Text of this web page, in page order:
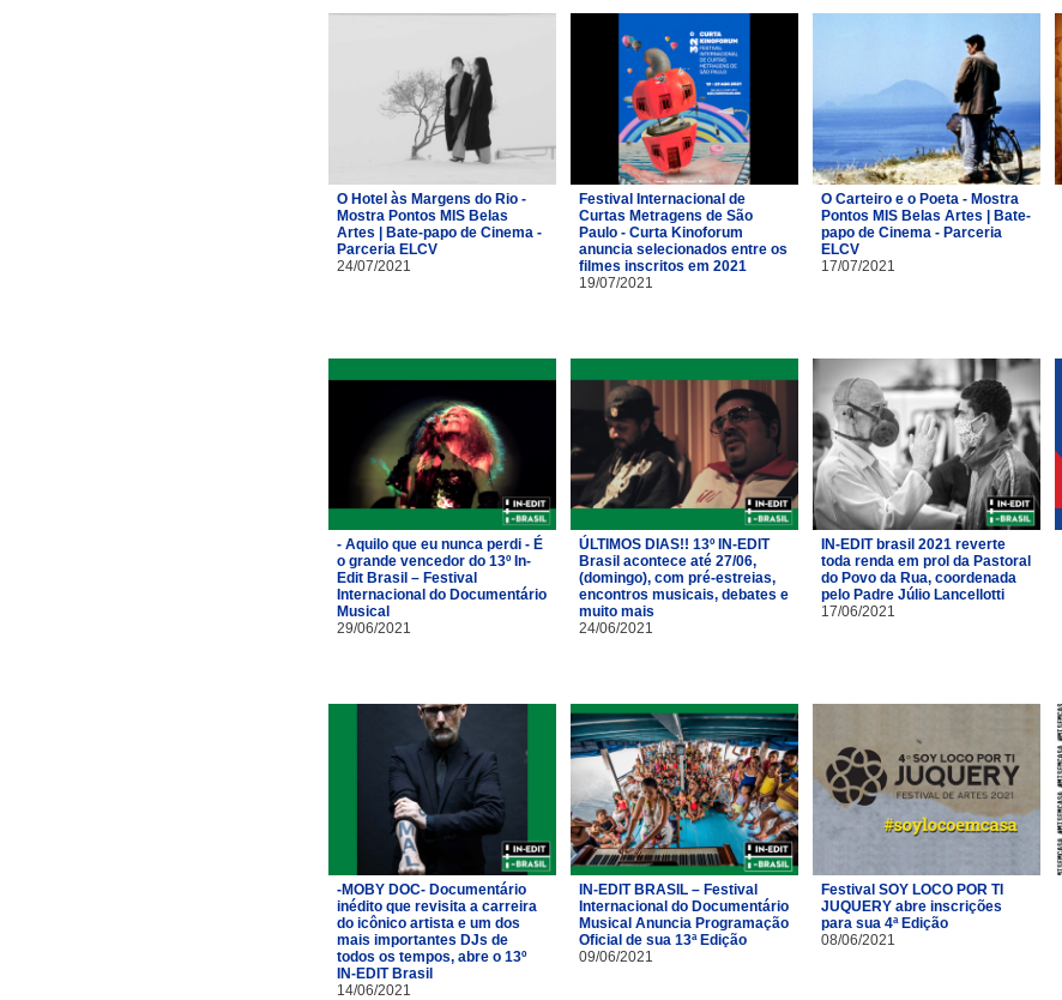
O Hotel às Margens do Rio -
Mostra Pontos MIS Belas
Artes | Bate-papo de Cinema -
Parceria ELCV
24/07/2021
Festival Internacional de
Curtas Metragens de São
Paulo - Curta Kinoforum
anuncia selecionados entre os
filmes inscritos em 2021
19/07/2021
O Carteiro e o Poeta - Mostra
Pontos MIS Belas Artes | Bate-
papo de Cinema - Parceria
ELCV
17/07/2021
- Aquilo que eu nunca perdi - É
o grande vencedor do 13º In-
Edit Brasil – Festival
Internacional do Documentário
Musical
29/06/2021
ÚLTIMOS DIAS!! 13º IN-EDIT
Brasil acontece até 27/06,
(domingo), com pré-estreias,
encontros musicais, debates e
muito mais
24/06/2021
IN-EDIT brasil 2021 reverte
toda renda em prol da Pastoral
do Povo da Rua, coordenada
pelo Padre Júlio Lancellotti
17/06/2021
-MOBY DOC- Documentário
inédito que revisita a carreira
do icônico artista e um dos
mais importantes DJs de
todos os tempos, abre o 13º
IN-EDIT Brasil
14/06/2021
IN-EDIT BRASIL – Festival
Internacional do Documentário
Musical Anuncia Programação
Oficial de sua 13ª Edição
09/06/2021
Festival SOY LOCO POR TI
JUQUERY abre inscrições
para sua 4ª Edição
08/06/2021